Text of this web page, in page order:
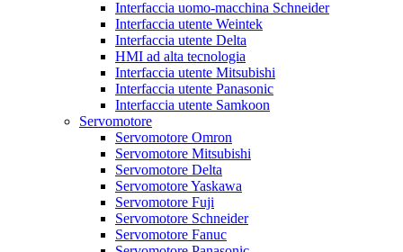
Interfaccia uomo-macchina Schneider
Interfaccia utente Weintek
Interfaccia utente Delta
HMI ad alta tecnologia
Interfaccia utente Mitsubishi
Interfaccia utente Panasonic
Interfaccia utente Samkoon
Servomotore
Servomotore Omron
Servomotore Mitsubishi
Servomotore Delta
Servomotore Yaskawa
Servomotore Fuji
Servomotore Schneider
Servomotore Fanuc